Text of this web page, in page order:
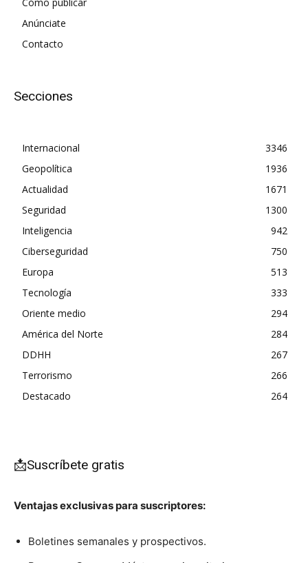
Anúnciate
Contacto
Secciones
Internacional
3346
Geopolítica
1936
Actualidad
1671
Seguridad
1300
Inteligencia
942
Ciberseguridad
750
Europa
513
Tecnología
333
Oriente medio
294
América del Norte
284
DDHH
267
Terrorismo
266
Destacado
264
📩Suscríbete gratis
Ventajas exclusivas para suscriptores:
Boletines semanales y prospectivos.